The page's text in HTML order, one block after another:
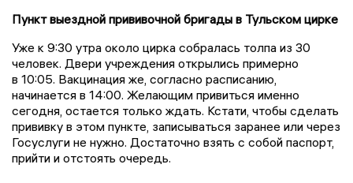
Пункт выездной прививочной бригады в Тульском цирке
Уже к 9:30 утра около цирка собралась толпа из 30
человек. Двери учреждения открылись примерно
в 10:05. Вакцинация же, согласно расписанию,
начинается в 14:00. Желающим привиться именно
сегодня, остается только ждать. Кстати, чтобы сделать
прививку в этом пункте, записываться заранее или через
Госуслуги не нужно. Достаточно взять с собой паспорт,
прийти и отстоять очередь.